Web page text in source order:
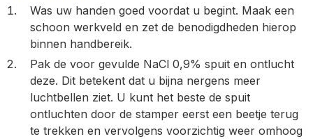
Was uw handen goed voordat u begint. Maak een
schoon werkveld en zet de benodigdheden hierop
binnen handbereik.
Pak de voor gevulde NaCl 0,9% spuit en ontlucht
deze. Dit betekent dat u bijna nergens meer
luchtbellen ziet. U kunt het beste de spuit
ontluchten door de stamper eerst een beetje terug
te trekken en vervolgens voorzichtig weer omhoog